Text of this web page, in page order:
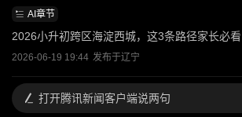
AI章节
2026小升初跨区海淀西城，这3条路径家长必看
2026-06-19 19:44 发布于辽宁
打开腾讯新闻客户端说两句